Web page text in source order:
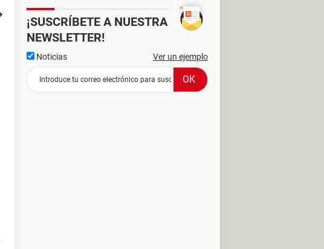
¡SUSCRÍBETE A NUESTRA
NEWSLETTER!
Noticias Ver un ejemplo